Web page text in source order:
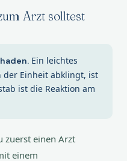
Arzt solltest
Ein leichtes
der Einheit abklingt, ist
ist die Reaktion am
zuerst einen Arzt
einem